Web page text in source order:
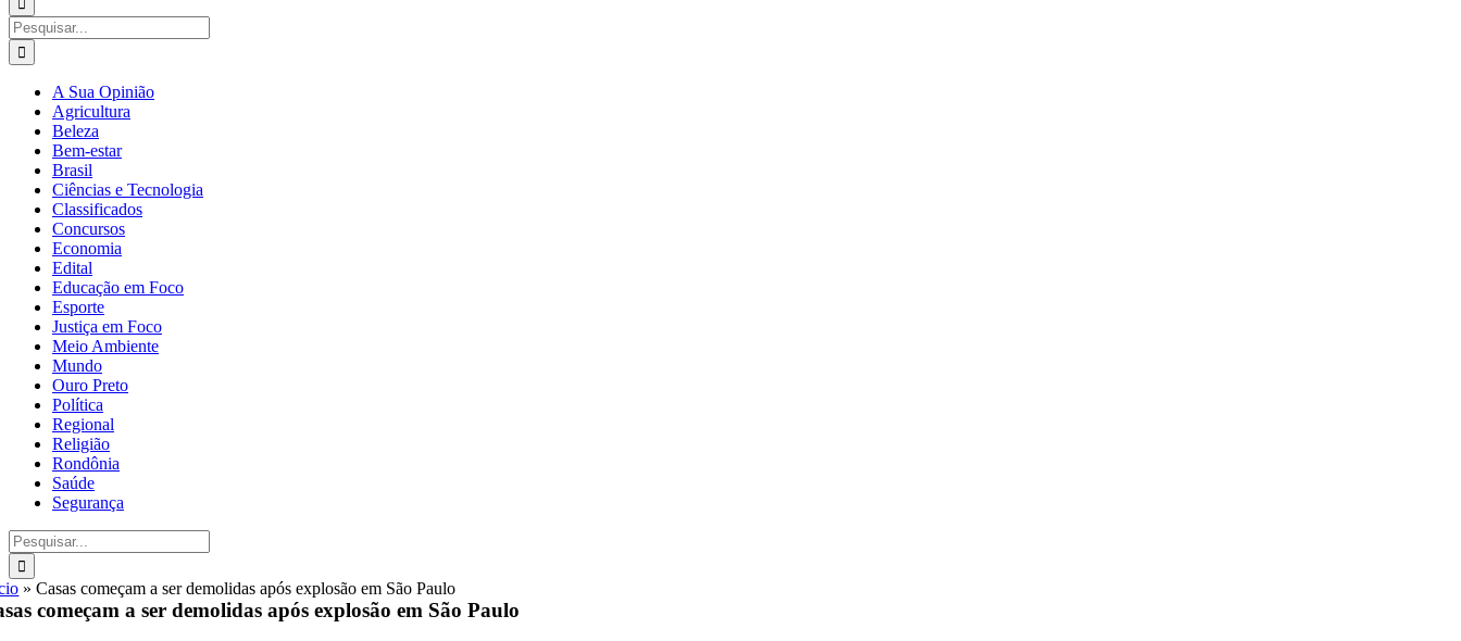
para:
Buscar
resultados
para:
A Sua Opinião
Agricultura
Beleza
Bem-estar
Brasil
Ciências e Tecnologia
Classificados
Concursos
Economia
Edital
Educação em Foco
Esporte
Justiça em Foco
Meio Ambiente
Mundo
Ouro Preto
Política
Regional
Religião
Rondônia
Saúde
Segurança
Buscar
resultados
para:
»Casas começam a ser demolidas após explosão em São Paulo
começam a ser demolidas após explosão em São Paulo